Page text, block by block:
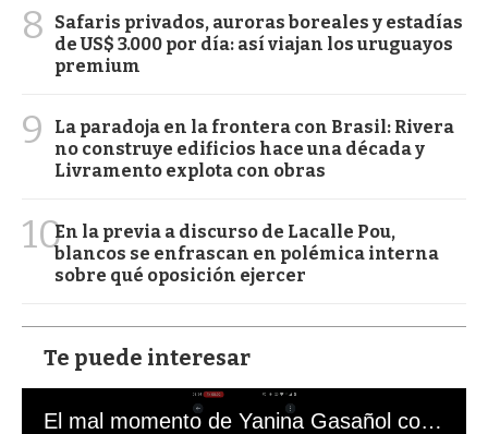
8
Safaris privados, auroras boreales y estadías
de US$ 3.000 por día: así viajan los uruguayos
premium
9
La paradoja en la frontera con Brasil: Rivera
no construye edificios hace una década y
Livramento explota con obras
10En la previa a discurso de Lacalle Pou,
blancos se enfrascan en polémica interna
sobre qué oposición ejercer
Te puede interesar
El mal momento de Yanina Gasañol con un hincha argentino en "Subrayado"